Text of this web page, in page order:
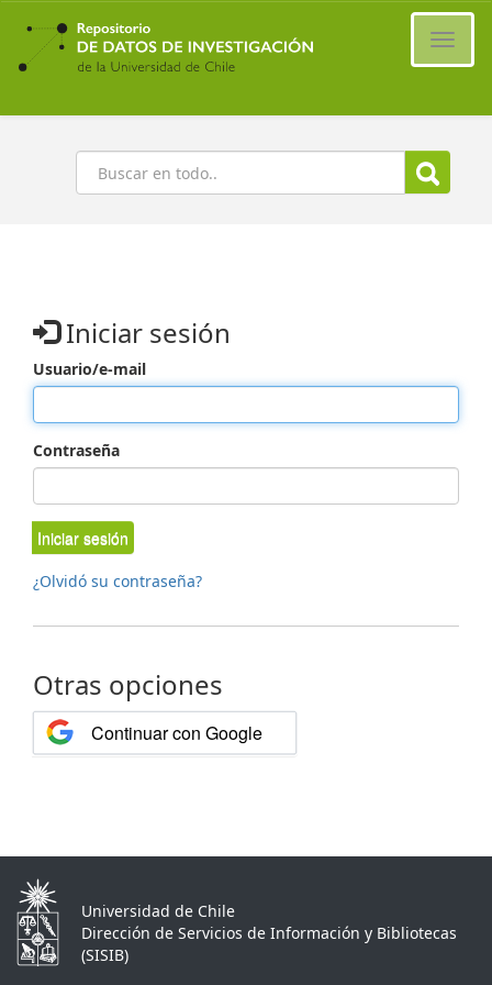
Ir
contenido
principal
Buscar
Iniciar sesión
Usuario/e-mail
Contraseña
Iniciar sesión
¿Olvidó su contraseña?
Otras opciones
Continuar con Google
Universidad de Chile
Dirección de Servicios de Información y Bibliotecas
(SISIB)